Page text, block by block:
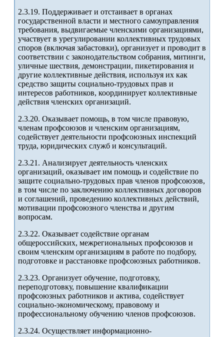
2.3.19. Поддерживает и отстаивает в органах
государственной власти и местного самоуправления
требования, выдвигаемые членскими организациями,
участвует в урегулировании коллективных трудовых
споров (включая забастовки), организует и проводит в
соответствии с законодательством собрания, митинги,
уличные шествия, демонстрации, пикетирования и
другие коллективные действия, используя их как
средство защиты социально-трудовых прав и
интересов работников, координирует коллективные
действия членских организаций.
2.3.20. Оказывает помощь, в том числе правовую,
членам профсоюзов и членским организациям,
содействует деятельности профсоюзных инспекций
труда, юридических служб и консультаций.
2.3.21. Анализирует деятельность членских
организаций, оказывает им помощь и содействие по
защите социально-трудовых прав членов профсоюзов,
в том числе по заключению коллективных договоров
и соглашений, проведению коллективных действий,
мотивации профсоюзного членства и другим
вопросам.
2.3.22. Оказывает содействие органам
общероссийских, межрегиональных профсоюзов и
своим членским организациям в работе по подбору,
подготовке и расстановке профсоюзных работников.
2.3.23. Организует обучение, подготовку,
переподготовку, повышение квалификации
профсоюзных работников и актива, содействует
социально-экономическому, правовому и
профессиональному обучению членов профсоюзов.
2.3.24. Осуществляет информационно-